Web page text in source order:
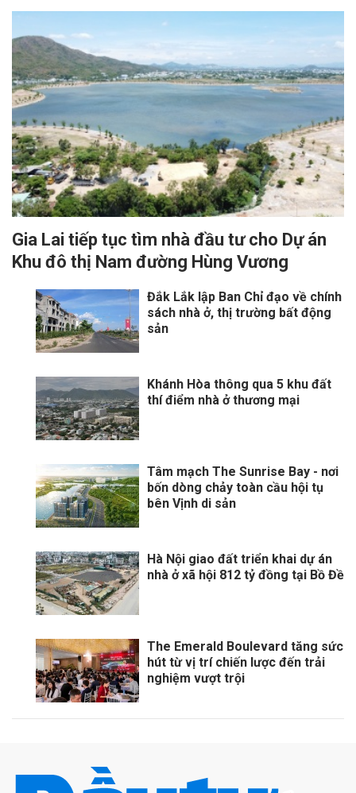
Gia Lai tiếp tục tìm nhà đầu tư cho Dự án
Khu đô thị Nam đường Hùng Vương
Đắk Lắk lập Ban Chỉ đạo về chính
sách nhà ở, thị trường bất động
sản
Khánh Hòa thông qua 5 khu đất
thí điểm nhà ở thương mại
Tâm mạch The Sunrise Bay - nơi
bốn dòng chảy toàn cầu hội tụ
bên Vịnh di sản
Hà Nội giao đất triển khai dự án
nhà ở xã hội 812 tỷ đồng tại Bồ Đề
The Emerald Boulevard tăng sức
hút từ vị trí chiến lược đến trải
nghiệm vượt trội